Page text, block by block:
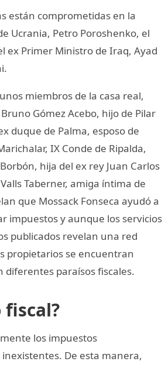
están comprometidas en la
Ucrania, Petro Poroshenko, el
ex Primer Ministro de Iraq, Ayad
miembros de la casa real,
Gómez Acebo, hijo de Pilar
duque de Palma, esposo de
IX Conde de Ripalda,
hija del ex rey Juan Carlos
Taberner, amiga íntima de
que Mossack Fonseca ayudó a
impuestos y aunque los servicios
publicados revelan una red
propietarios se encuentran
diferentes paraísos fiscales.
los impuestos
De esta manera,